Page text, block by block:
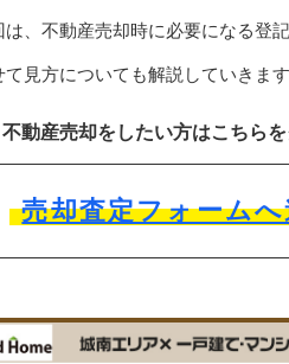
は、不動産売却時に必要になる登
見方についても解説していきます
動産売却をしたい方はこちら
売却査定フォーム